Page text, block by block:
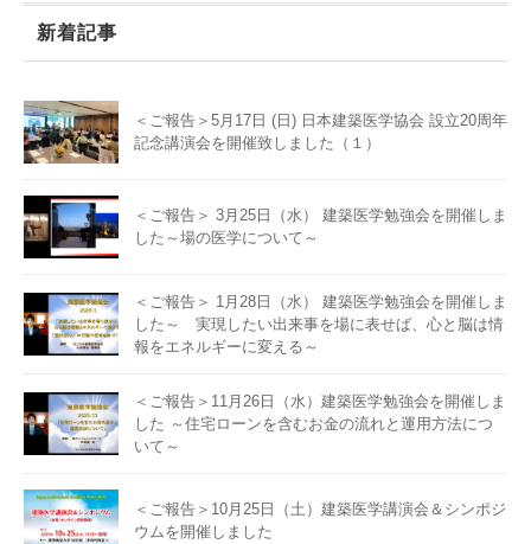
新着記事
＜ご報告＞5月17日 (日) 日本建築医学協会 設立20周年
記念講演会を開催致しました（１）
＜ご報告＞ 3月25日（水） 建築医学勉強会を開催しま
した～場の医学について～
＜ご報告＞ 1月28日（水） 建築医学勉強会を開催しま
した～ 実現したい出来事を場に表せば、心と脳は情
報をエネルギーに変える～
＜ご報告＞11月26日（水）建築医学勉強会を開催しま
した ～住宅ローンを含むお金の流れと運用方法につ
いて～
＜ご報告＞10月25日（土）建築医学講演会＆シンポジ
ウムを開催しました